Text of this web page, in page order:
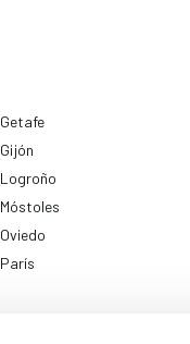
Getafe
Gijón
Logroño
Móstoles
Oviedo
París